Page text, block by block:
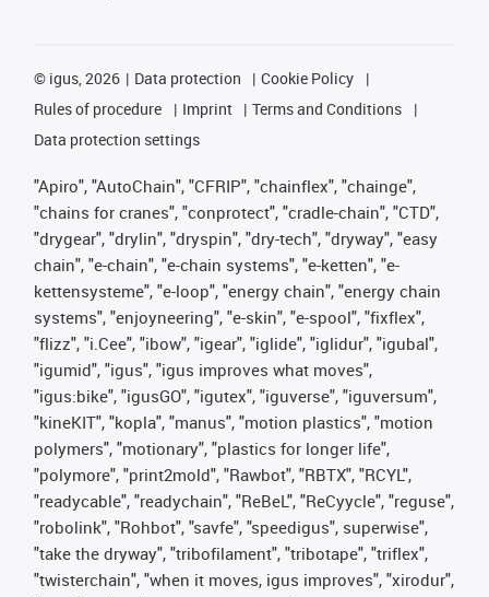
© igus, 2026 Data protection
Cookie Policy
Rules of procedure
Imprint
Terms and Conditions
Data protection settings
"Apiro", "AutoChain", "CFRIP", "chainflex", "chainge",
"chains for cranes", "conprotect", "cradle-chain", "CTD",
"drygear", "drylin", "dryspin", "dry-tech", "dryway", "easy
chain", "e-chain", "e-chain systems", "e-ketten", "e-
kettensysteme", "e-loop", "energy chain", "energy chain
systems", "enjoyneering", "e-skin", "e-spool", "fixflex",
"flizz", "i.Cee", "ibow", "igear", "iglide", "iglidur", "igubal",
"igumid", "igus", "igus improves what moves",
"igus:bike", "igusGO", "igutex", "iguverse", "iguversum",
"kineKIT", "kopla", "manus", "motion plastics", "motion
polymers", "motionary", "plastics for longer life",
"polymore", "print2mold", "Rawbot", "RBTX", "RCYL",
"readycable", "readychain", "ReBeL", "ReCyycle", "reguse",
"robolink", "Rohbot", "savfe", "speedigus", superwise",
"take the dryway", "tribofilament", "tribotape", "triflex",
"twisterchain", "when it moves, igus improves", "xirodur",